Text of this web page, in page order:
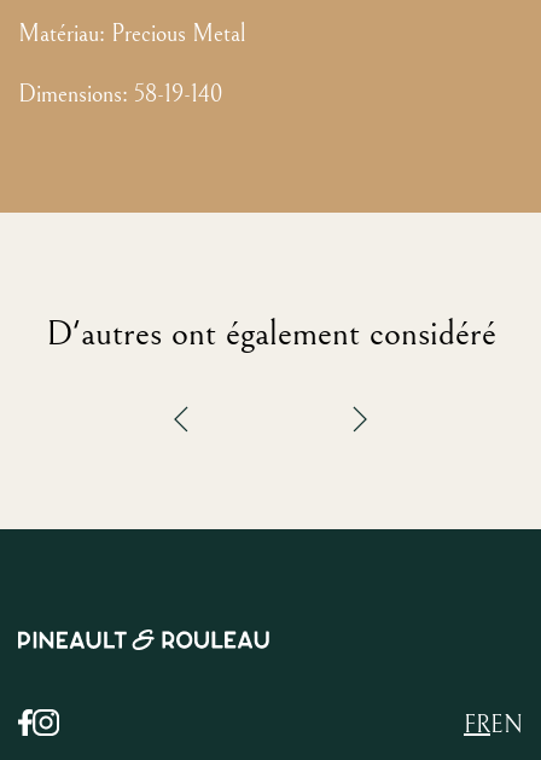
Matériau: Precious Metal
Dimensions: 58-19-140
D'autres ont également considéré
EN
FR